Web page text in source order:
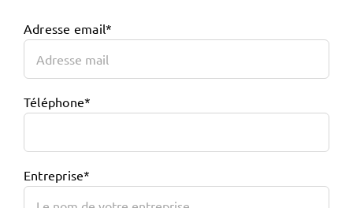
Adresse email*
Téléphone*
Entreprise*